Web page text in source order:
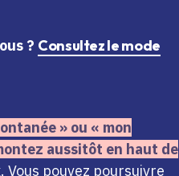
? Consultez le mode
» ou « mon
aussitôt en haut de
Vous pouvez poursuivre